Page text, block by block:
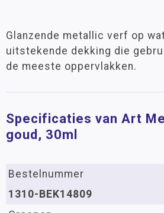
Glanzende metallic verf op
uitstekende dekking die
de meeste oppervlakken.
Specificaties van Art
goud, 30ml
Bestelnummer
1310-BEK14809